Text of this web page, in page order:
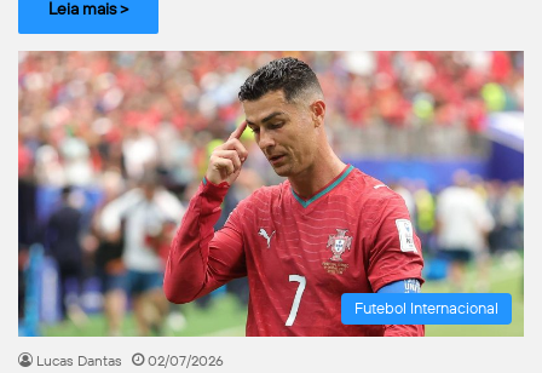
Leia mais >
Futebol Internacional
Lucas Dantas 02/07/2026